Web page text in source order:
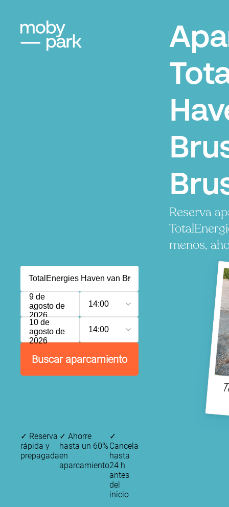
Reserva
menos,
9 de
agosto de
2026
14:00
10 de
agosto de
2026
14:00
Buscar aparcamiento
✓ Reserva
rápida y
prepagada
✓ Ahorre
hasta un 60%
en
aparcamiento
✓
Cancela
hasta
24 h
antes
del
inicio